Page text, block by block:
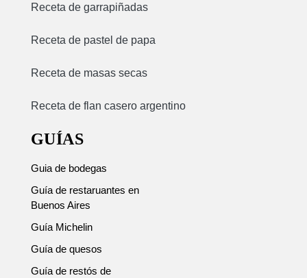
Receta de garrapiñadas
Receta de pastel de papa
Receta de masas secas
Receta de flan casero argentino
GUÍAS
Guia de bodegas
Guía de restaruantes en
Buenos Aires
Guía Michelin
Guía de quesos
Guía de restós de